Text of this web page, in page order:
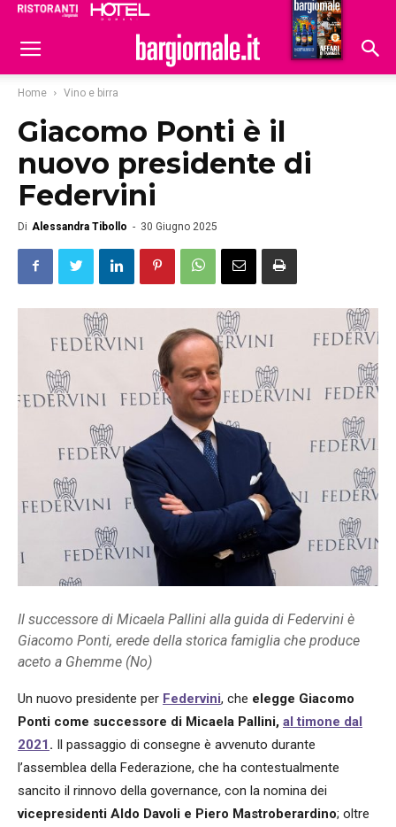
Hoteldomani
Home Vino e birra
Giacomo Ponti è il
nuovo presidente di
Federvini
Di Alessandra Tibollo - 30 Giugno 2025
Il successore di Micaela Pallini alla guida di Federvini è
Giacomo Ponti, erede della storica famiglia che produce
aceto a Ghemme (No)
Un nuovo presidente per Federvini, che elegge Giacomo
Ponti come successore di Micaela Pallini, al timone dal
2021 . Il passaggio di consegne è avvenuto durante
l’assemblea della Federazione, che ha contestualmente
sancito il rinnovo della governance, con la nomina dei
vicepresidenti Aldo Davoli e Piero Mastroberardino; oltre